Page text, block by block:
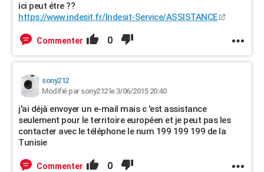
ici peut étre ??
https://www.indesit.fr/Indesit-Service/ASSISTANCE
Commenter 0
sony212
Modifié par sony212 le 3/06/2015 20:40
j'ai déjà envoyer un e-mail mais c 'est assistance
seulement pour le territoire européen et je peut pas les
contacter avec le téléphone le num 199 199 199 de la
Tunisie
Commenter 0